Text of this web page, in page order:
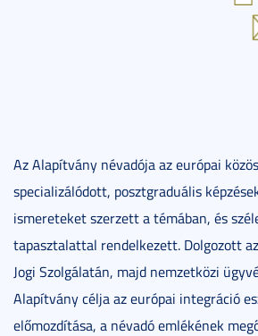
Az Alapítvány névadója az európai
specializálódott, posztgraduális
ismereteket szerzett a témában, és
tapasztalattal rendelkezett. Dolgozott
Jogi Szolgálatán, majd nemzetközi
Alapítvány célja az európai integráció
előmozdítása, a névadó emlékének